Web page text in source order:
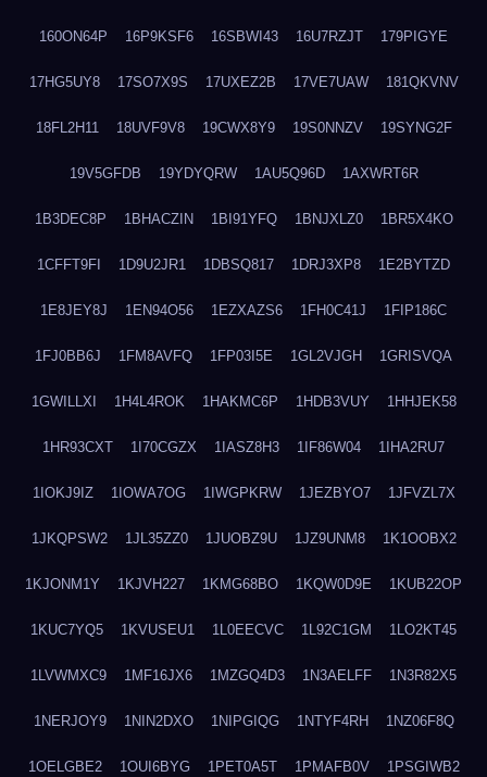
160ON64P 16P9KSF6 16SBWI43 16U7RZJT 179PIGYE
17HG5UY8 17SO7X9S 17UXEZ2B 17VE7UAW 181QKVNV
18FL2H11 18UVF9V8 19CWX8Y9 19S0NNZV 19SYNG2F
19V5GFDB 19YDYQRW 1AU5Q96D 1AXWRT6R
1B3DEC8P 1BHACZIN 1BI91YFQ 1BNJXLZ0 1BR5X4KO
1CFFT9FI 1D9U2JR1 1DBSQ817 1DRJ3XP8 1E2BYTZD
1E8JEY8J 1EN94O56 1EZXAZS6 1FH0C41J 1FIP186C
1FJ0BB6J 1FM8AVFQ 1FP03I5E 1GL2VJGH 1GRISVQA
1GWILLXI 1H4L4ROK 1HAKMC6P 1HDB3VUY 1HHJEK58
1HR93CXT 1I70CGZX 1IASZ8H3 1IF86W04 1IHA2RU7
1IOKJ9IZ 1IOWA7OG 1IWGPKRW 1JEZBYO7 1JFVZL7X
1JKQPSW2 1JL35ZZ0 1JUOBZ9U 1JZ9UNM8 1K1OOBX2
1KJONM1Y 1KJVH227 1KMG68BO 1KQW0D9E 1KUB22OP
1KUC7YQ5 1KVUSEU1 1L0EECVC 1L92C1GM 1LO2KT45
1LVWMXC9 1MF16JX6 1MZGQ4D3 1N3AELFF 1N3R82X5
1NERJOY9 1NIN2DXO 1NIPGIQG 1NTYF4RH 1NZ06F8Q
1OELGBE2 1OUI6BYG 1PET0A5T 1PMAFB0V 1PSGIWB2